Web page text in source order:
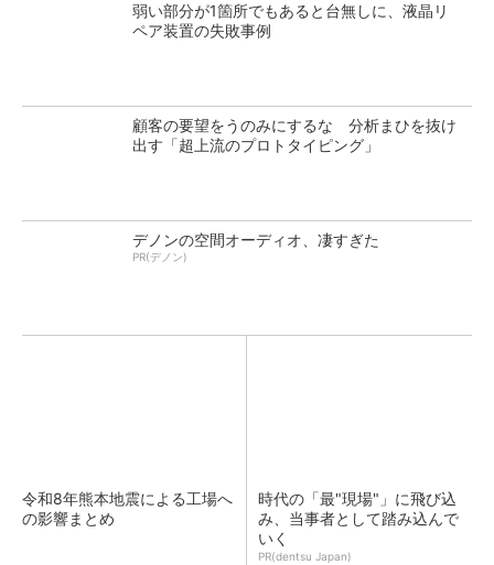
弱い部分が1箇所でもあると台無しに、液晶リ
ペア装置の失敗事例
顧客の要望をうのみにするな 分析まひを抜け
出す「超上流のプロトタイピング」
デノンの空間オーディオ、凄すぎた
PR(デノン)
令和8年熊本地震による工場へ
の影響まとめ
時代の「最"現場"」に飛び込
み、当事者として踏み込んで
いく
PR(dentsu Japan)